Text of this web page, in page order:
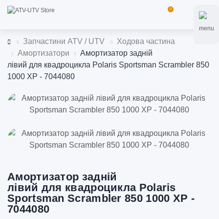
0
Запчастини ATV / UTV
Ходова частина
Амортизатори
Амортизатор задній
лівий для квадроцикла Polaris Sportsman Scrambler 850
1000 XP - 7044080
Амортизатор задній
лівий для квадроцикла Polaris
Sportsman Scrambler 850 1000 XP -
7044080